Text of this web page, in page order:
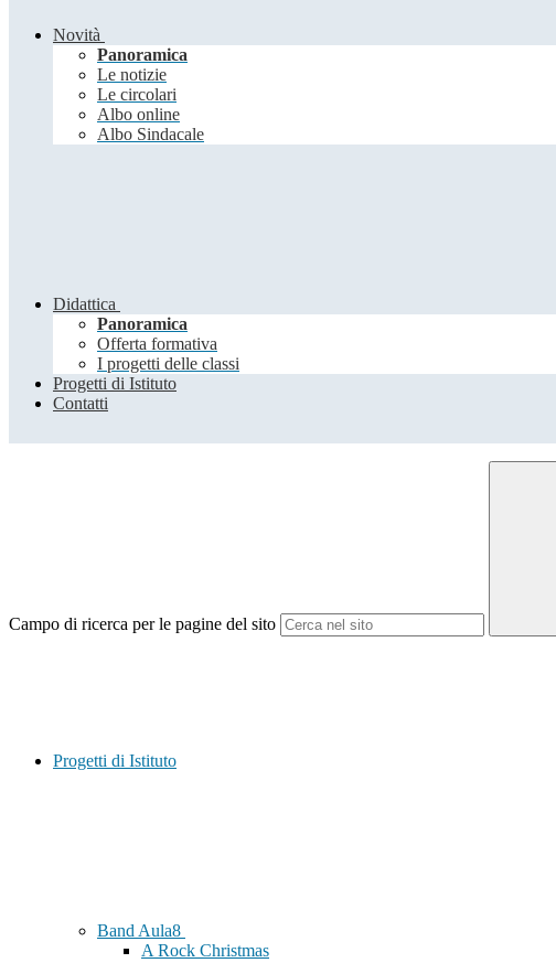
Novità
Panoramica
Le notizie
Le circolari
Albo online
Albo Sindacale
Didattica
Panoramica
Offerta formativa
I progetti delle classi
Progetti di Istituto
Contatti
Campo di ricerca per le pagine del sito
Progetti di Istituto
Band Aula8
A Rock Christmas